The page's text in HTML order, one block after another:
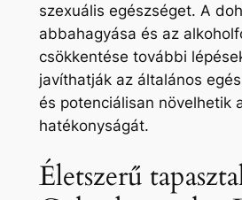
szexuális egészséget. A
abbahagyása és az
csökkentése további
javíthatják az általános
és potenciálisan növelhetik
hatékonyságát.
Életszerű